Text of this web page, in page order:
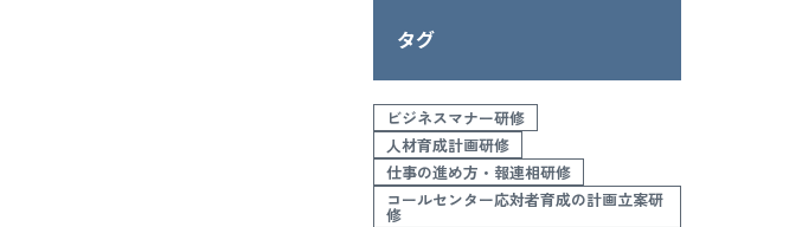
タグ
ビジネスマナー研修
人材育成計画研修
仕事の進め方・報連相研修
コールセンター応対者育成の計画立案研
修